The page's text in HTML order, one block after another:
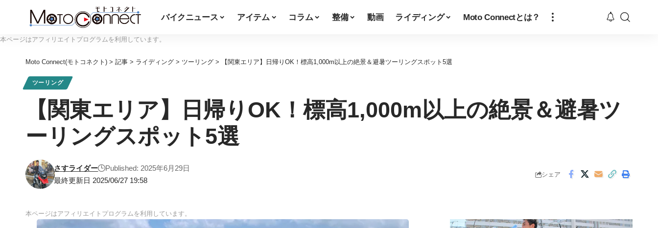
バイクニュース アイテム コラム 整備 動画 ライディング Moto Connectとは？
本ページはアフィリエイトプログラムを利用しています。
Moto Connect(モトコネクト) > 記事 > ライディング > ツーリング > 【関東エリア】日帰りOK！標高1,000m以上の絶景＆避暑ツーリングスポット5選
ツーリング
【関東エリア】日帰りOK！標高1,000m以上の絶景＆避暑ツ
ーリングスポット5選
最終更新日 2025/06/27 19:58
さすライダー Published: 2025年6月29日
シェア
本ページはアフィリエイトプログラムを利用しています。